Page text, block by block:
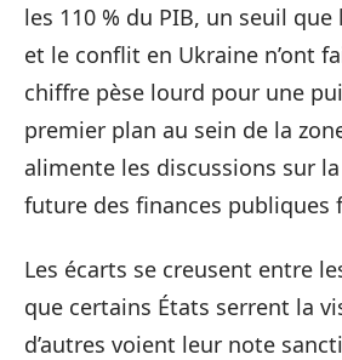
les 110 % du PIB, un seuil
et le conflit en Ukraine n’ont
chiffre pèse lourd pour une
premier plan au sein de la
alimente les discussions sur
future des finances publiques
Les écarts se creusent entre
que certains États serrent la
d’autres voient leur note